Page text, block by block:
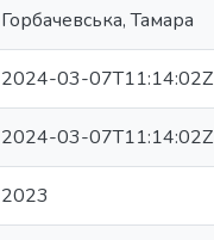
Горбачевська, Тамара
2024-03-07T11:14:02Z
2024-03-07T11:14:02Z
2023